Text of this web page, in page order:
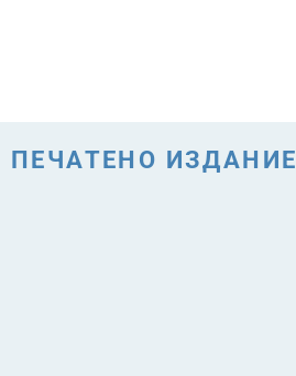
ПЕЧАТЕНО ИЗДАНИЕ